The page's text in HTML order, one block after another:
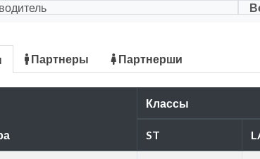
Партнеры Партнерши
Классы
ST